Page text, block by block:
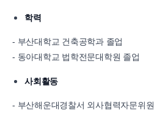
학력
- 부산대학교 건축공학과 졸업
- 동아대학교 법학전문대학원 졸업
사회활동
- 부산해운대경찰서 외사협력자문위원